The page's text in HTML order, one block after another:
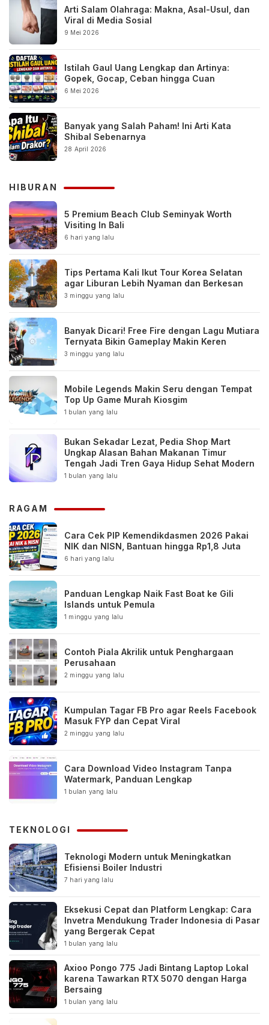
Arti Salam Olahraga: Makna, Asal-Usul, dan
Viral di Media Sosial
9 Mei 2026
Istilah Gaul Uang Lengkap dan Artinya:
Gopek, Gocap, Ceban hingga Cuan
6 Mei 2026
Banyak yang Salah Paham! Ini Arti Kata
Shibal Sebenarnya
28 April 2026
HIBURAN
5 Premium Beach Club Seminyak Worth
Visiting In Bali
6 hari yang lalu
Tips Pertama Kali Ikut Tour Korea Selatan
agar Liburan Lebih Nyaman dan Berkesan
3 minggu yang lalu
Banyak Dicari! Free Fire dengan Lagu Mutiara
Ternyata Bikin Gameplay Makin Keren
3 minggu yang lalu
Mobile Legends Makin Seru dengan Tempat
Top Up Game Murah Kiosgim
1 bulan yang lalu
Bukan Sekadar Lezat, Pedia Shop Mart
Ungkap Alasan Bahan Makanan Timur
Tengah Jadi Tren Gaya Hidup Sehat Modern
1 bulan yang lalu
RAGAM
Cara Cek PIP Kemendikdasmen 2026 Pakai
NIK dan NISN, Bantuan hingga Rp1,8 Juta
6 hari yang lalu
Panduan Lengkap Naik Fast Boat ke Gili
Islands untuk Pemula
1 minggu yang lalu
Contoh Piala Akrilik untuk Penghargaan
Perusahaan
2 minggu yang lalu
Kumpulan Tagar FB Pro agar Reels Facebook
Masuk FYP dan Cepat Viral
2 minggu yang lalu
Cara Download Video Instagram Tanpa
Watermark, Panduan Lengkap
1 bulan yang lalu
TEKNOLOGI
Teknologi Modern untuk Meningkatkan
Efisiensi Boiler Industri
7 hari yang lalu
Eksekusi Cepat dan Platform Lengkap: Cara
Invetra Mendukung Trader Indonesia di Pasar
yang Bergerak Cepat
1 bulan yang lalu
Axioo Pongo 775 Jadi Bintang Laptop Lokal
karena Tawarkan RTX 5070 dengan Harga
Bersaing
1 bulan yang lalu